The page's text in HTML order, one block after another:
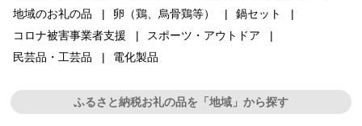
地域のお礼の品
卵（鶏、烏骨鶏等）
鍋セット
コロナ被害事業者支援
スポーツ・アウトドア
民芸品・工芸品
電化製品
ふるさと納税お礼の品を「地域」から探す